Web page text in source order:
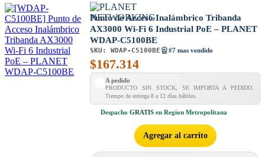
Punto de Acceso Inalámbrico Tribanda
AX3000 Wi-Fi 6 Industrial PoE – PLANET
WDAP-C5100BE
SKU: WDAP-C5100BE #7 mas vendido
$167.314
A pedido
PRODUCTO SIN STOCK, SE IMPORTA A PEDIDO.
Tiempo de entrega 8 a 12 días hábiles.
Despacho GRATIS en Region Metropolitana
Agregar al carrito